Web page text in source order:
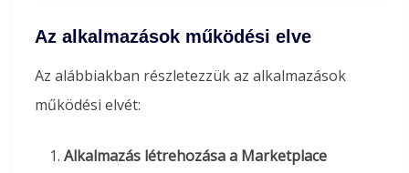
Az alkalmazások működési elve
Az alábbiakban részletezzük az alkalmazások
működési elvét:
Alkalmazás létrehozása a Marketplace